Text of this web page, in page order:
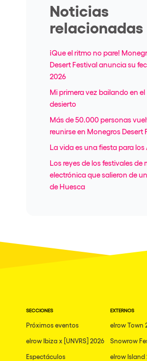
Noticias
relacionadas
¡Que el ritmo no pare!
Desert Festival anuncia su
2026
Mi primera vez bailando en el
desierto
Más de 50.000 personas
reunirse en Monegros Desert
La vida es una fiesta para los
Los reyes de los festivales de
electrónica que salieron de
de Huesca
SECCIONES
Próximos eventos
elrow Ibiza x [UNVRS] 2026
Espectáculos
EXTERNOS
elrow Town
Snowrow
elrow Island